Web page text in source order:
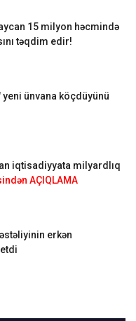
15 milyon həcmində
təqdim edir!
yeni ünvana köçdüyünü
iqtisadiyyata milyardlıq
AÇIQLAMA
erkən